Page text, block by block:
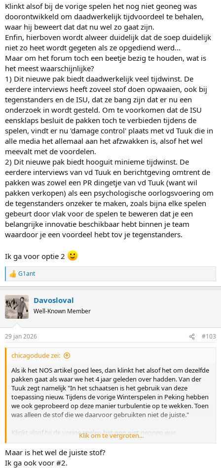
voordeel kunnen halen). Op het absolute piekmoment van het OKT
waren VdBunt en Snellink in het nieuwe pak 2 en 1,5 seconde sneller
dan in de kwartetstart van Inzell. Bosker was juist 1,5 seconde
sneller in Inzell dan op het OKT, beide zonder nieuw pak. In de A-
groep reed Huizinga bijna een identieke tijd in zijn oude pak als op
het OKT in het nieuwe pak, terwijl Bergsma met 2 keer een oud pak
een seconde sneller was op het OKT.
Er kunnen vast wat tienden worden gewonnen, maar meer dan dat
zal het toch echt niet zijn. Deze ministeekproef geeft in ieder geval
geen uitsluitsel, behalve dat VdBunt misschien een wat sterkere
piek op het OKT had dan de rest, maar juist bij hem is dat ook
helemaal niet gek.
Klinkt alsof bij de vorige spelen het nog niet geoneg was
doorontwikkeld om daadwerkelijk tijdvoordeel te behalen,
waar hij beweert dat dat nu wel zo gaat zijn.
Enfin, hierboven wordt alweer duidelijk dat de soep duidelijk
niet zo heet wordt gegeten als ze opgediend werd...
Maar om het forum toch een beetje bezig te houden, wat is
het meest waarschijnlijke?
1) Dit nieuwe pak biedt daadwerkelijk veel tijdwinst. De
eerdere interviews heeft zoveel stof doen opwaaien, ook bij
tegenstanders en de ISU, dat ze bang zijn dat er nu een
onderzoek in wordt gesteld. Om te voorkomen dat de ISU
eensklaps besluit de pakken toch te verbieden tijdens de
spelen, vindt er nu 'damage control' plaats met vd Tuuk die in
alle media het allemaal aan het afzwakken is, alsof het wel
meevalt met de voordelen.
2) Dit nieuwe pak biedt hooguit minieme tijdwinst. De
eerdere interviews van vd Tuuk en berichtgeving omtrent de
pakken was zowel een PR dingetje van vd Tuuk (want wil
pakken verkopen) als een psychologische oorlogsvoering om
de tegenstanders onzeker te maken, zoals bijna elke spelen
gebeurt door vlak voor de spelen te beweren dat je een
belangrijke innovatie beschikbaar hebt binnen je team
waardoor je een voordeel hebt tov je tegenstanders.
Ik ga voor optie 2
R
e
c
t
i
s
:
G1ant
Davosloval
Well-Known Member
29 jan 2026 #103
chicagodude zei:
Als ik het NOS artikel goed lees, dan klinkt het alsof het om dezelfde
pakken gaat als waar we het 4 jaar geleden over hadden. Van der
Tuuk zegt namelijk "In het schaatsen is het gebruik van deze
toepassing nieuw. Tijdens de vorige Winterspelen in Peking hebben
we ook geprobeerd op deze manier turbulentie op te wekken. Toen
was alleen de stof die we daarvoor gebruikten niet de juiste."
Klinkt alsof bij de vorige spelen het nog niet geoneg was
doorontwikkeld om daadwerkelijk tijdvoordeel te behalen, waar hij
beweert dat dat nu wel zo gaat zijn.
Enfin, hierboven wordt alweer duidelijk dat de soep duidelijk niet zo
Klik om te vergroten...
Maar is het wel de juiste stof?
Ik ga ook voor #2.